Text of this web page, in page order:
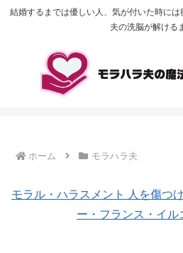
結婚するまでは優しい人、気が付いた時に
夫の洗脳が解ける
ホーム モラハラ夫
モラル・ハラスメント 人を傷つ
ー・フランス・イル